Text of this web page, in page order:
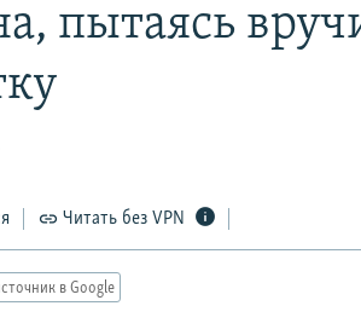
пытаясь
Читать без VPN
в Google